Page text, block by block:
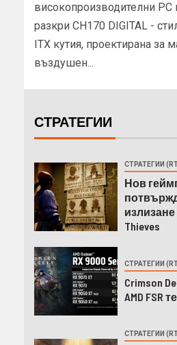
високопроизводителни PC
разкри CH170 DIGITAL -
ITX кутия, проектирана за
въздушен...
СТРАТЕГИИ
СТРАТЕГИИ
Нов
излизане
Thieves
СТРАТЕГИИ
Crimson
AMD FSR
СТРАТЕГИИ